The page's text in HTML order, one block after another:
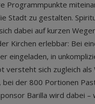
Programmpunkte
Stadt zu gestalten.
dabei auf kurzen
Kirchen erlebbar: Bei
eingeladen, in
versteht sich zugleich als
bei der 800 Portionen
Barilla wird dabei –